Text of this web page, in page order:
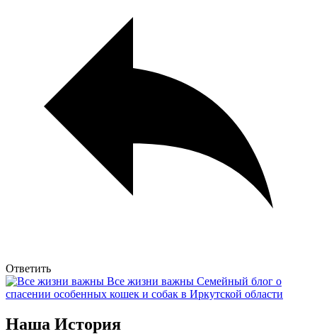
Ответить
Все жизни важны Семейный блог о
спасении особенных кошек и собак в Иркутской области
Наша История